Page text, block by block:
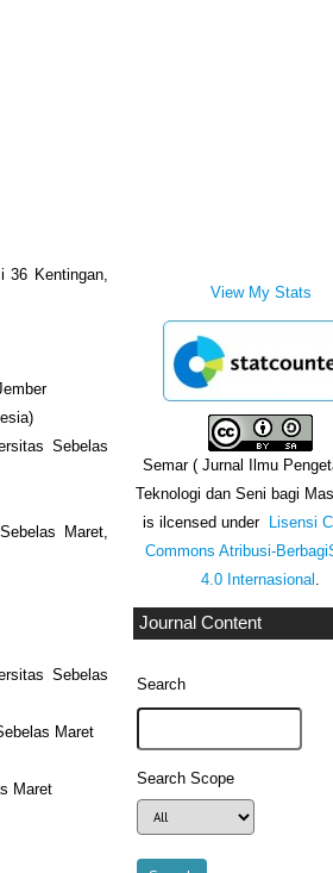
View My Stats
Semar ( Jurnal Ilmu
Teknologi dan Seni bagi
is ilcensed under Lisensi
Commons Atribusi-
4.0 Internasional .
Journal Content
Search
Search Scope
36 Kentingan,
Sebelas
Maret,
Sebelas
Maret
Maret